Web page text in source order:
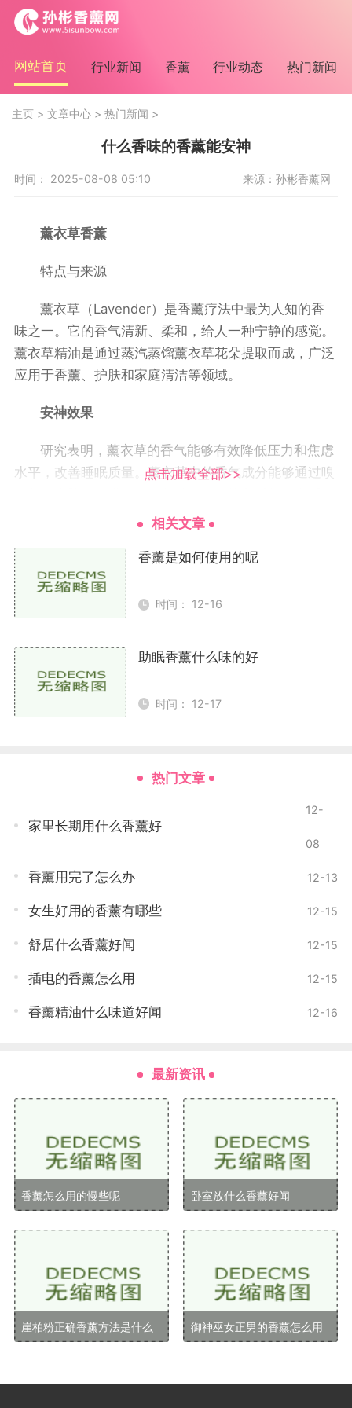
网站首页 行业新闻 香薰 行业动态 热门新闻
主页 > 文章中心 > 热门新闻 >
什么香味的香薰能安神
时间： 2025-08-08 05:10 来源：孙彬香薰网
薰衣草香薰
特点与来源
薰衣草（Lavender）是香薰疗法中最为人知的香
味之一。它的香气清新、柔和，给人一种宁静的感觉。
薰衣草精油是通过蒸汽蒸馏薰衣草花朵提取而成，广泛
应用于香薰、护肤和家庭清洁等领域。
安神效果
研究表明，薰衣草的香气能够有效降低压力和焦虑
水平，改善睡眠质量。薰衣草中的香气成分能够通过嗅
质量。许多失眠症患者在使用薰衣草香薰后，能够明显
使用方法
使用薰衣草香薰的方法有很多，最常见的包括
香薰机：将几滴薰衣草精油加入香薰机中，开启后
室内弥漫着宁静的香气。
枕头喷雾：将薰衣草精油与水混合，装入喷雾瓶
泡澡：在泡澡水中加入几滴薰衣草精油，可以放松
甜橙香薰
特点与来源
甜橙（Sweet Orange）是柑橘类植物，甜橙精油
和轻松。
安神效果
人在使用甜橙香薰后，感受到情绪的明显改善和内心的
香薰灯：在香薰灯中加入几滴甜橙精油，点燃蜡
烛，散发出的香气能让整个房间充满愉悦感。
手部护理：将甜橙精油与基础油混合，进行手部按
摩，可以缓解压力，提升心情。
办公室香氛：在办公室使用甜橙香薰，可以创造一
个轻松的工作环境，减少压力。
檀香香薰
特点与来源
点击加载全部>>
相关文章
香薰是如何使用的呢
时间： 12-16
助眠香薰什么味的好
时间： 12-17
热门文章
家里长期用什么香薰好
12-
08
香薰用完了怎么办 12-13
女生好用的香薰有哪些 12-15
舒居什么香薰好闻 12-15
插电的香薰怎么用 12-15
香薰精油什么味道好闻 12-16
最新资讯
香薰怎么用的慢些呢 卧室放什么香薰好闻
崖柏粉正确香薰方法是什么 御神巫女正男的香薰怎么用